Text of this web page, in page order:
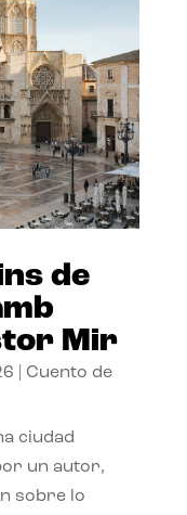
de
Mir
Cuento de
ciudad
un autor,
sobre lo